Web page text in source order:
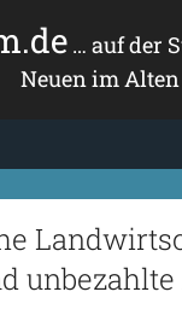
… auf der
Neuen im Alten